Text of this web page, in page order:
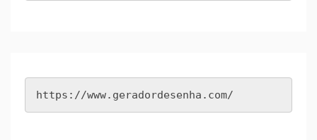
https://www.geradordesenha.com/